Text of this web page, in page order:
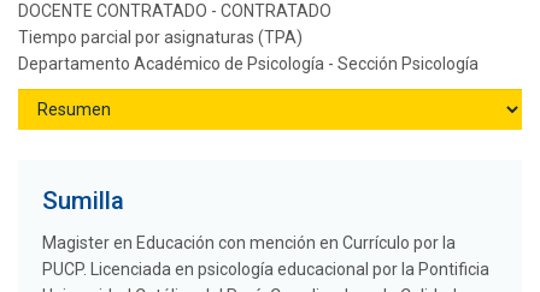
DOCENTE CONTRATADO - CONTRATADO
Tiempo parcial por asignaturas (TPA)
Departamento Académico de Psicología - Sección Psicología
Sumilla
Magister en Educación con mención en Currículo por la
PUCP. Licenciada en psicología educacional por la Pontificia